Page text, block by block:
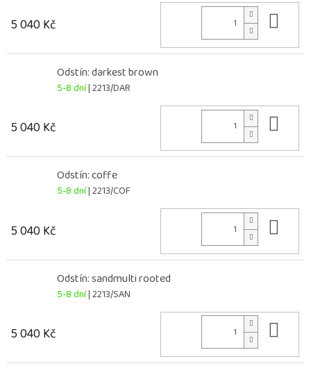
5 040 Kč
Odstín: darkest brown
5-8 dní| 2213/DAR
5 040 Kč
Odstín: coffe
5-8 dní| 2213/COF
5 040 Kč
Odstín: sandmulti rooted
5-8 dní| 2213/SAN
5 040 Kč